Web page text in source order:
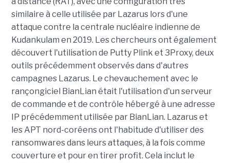
similaire à celle utilisée par Lazarus lors d'une
attaque contre la centrale nucléaire indienne de
Kudankulam en 2019. Les chercheurs ont également
découvert l'utilisation de Putty Plink et 3Proxy, deux
outils précédemment observés dans d'autres
campagnes Lazarus. Le chevauchement avec le
rançongiciel BianLian était l'utilisation d'un serveur
de commande et de contrôle hébergé à une adresse
IP précédemment utilisée par BianLian. Lazarus et
les APT nord-coréens ont l'habitude d'utiliser des
ransomwares dans leurs attaques, à la fois comme
couverture et pour en tirer profit. Cela inclut le